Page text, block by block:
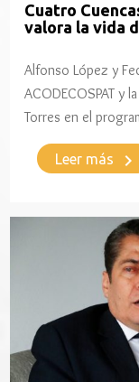
Cuatro
valora la vida
Alfonso López y
ACODECOSPAT y
Torres en el
Leer más keyboard_arrow_right